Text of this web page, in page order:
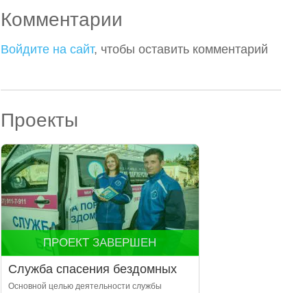
Комментарии
Войдите на сайт, чтобы оставить комментарий
Проекты
ПРОЕКТ ЗАВЕРШЕН
Служба спасения бездомных
Основной целью деятельности службы